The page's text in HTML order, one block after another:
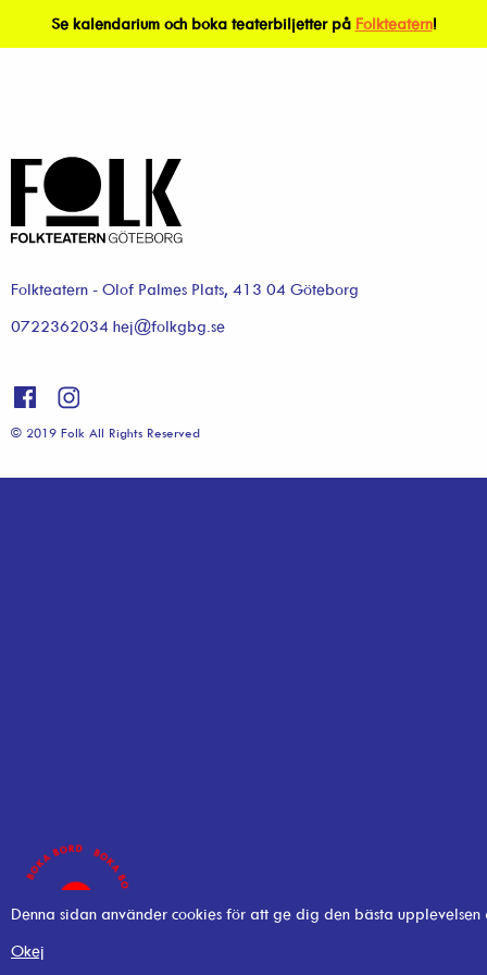
Se kalendarium och boka teaterbiljetter på Folkteatern!
Folkteatern - Olof Palmes Plats, 413 04 Göteborg
0722362034 hej@folkgbg.se
© 2019 Folk All Rights Reserved
Denna sidan använder cookies för att ge dig den bästa
Okej